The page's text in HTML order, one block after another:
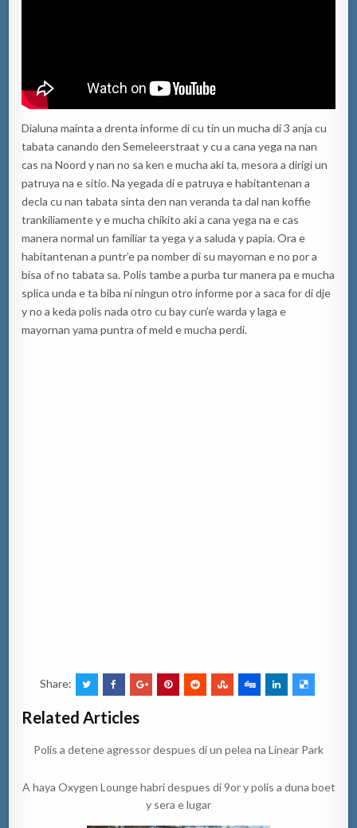
Dialuna mainta a drenta informe di cu tin un mucha di 3 anja cu
tabata canando den Semeleerstraat y cu a cana yega na nan
cas na Noord y nan no sa ken e mucha aki ta, mesora a dirigi un
patruya na e sitio. Na yegada di e patruya e habitantenan a
decla cu nan tabata sinta den nan veranda ta dal nan koffie
trankiliamente y e mucha chikito aki a cana yega na e cas
manera normal un familiar ta yega y a saluda y papia. Ora e
habitantenan a puntr’e pa nomber di su mayornan e no por a
bisa of no tabata sa. Polis tambe a purba tur manera pa e mucha
splica unda e ta biba ni ningun otro informe por a saca for di dje
y no a keda polis nada otro cu bay cun’e warda y laga e
mayornan yama puntra of meld e mucha perdi.
Share:
Related Articles
Polis a detene agressor despues di un pelea na Linear Park
A haya Oxygen Lounge habri despues di 9or y polis a duna boet
y sera e lugar